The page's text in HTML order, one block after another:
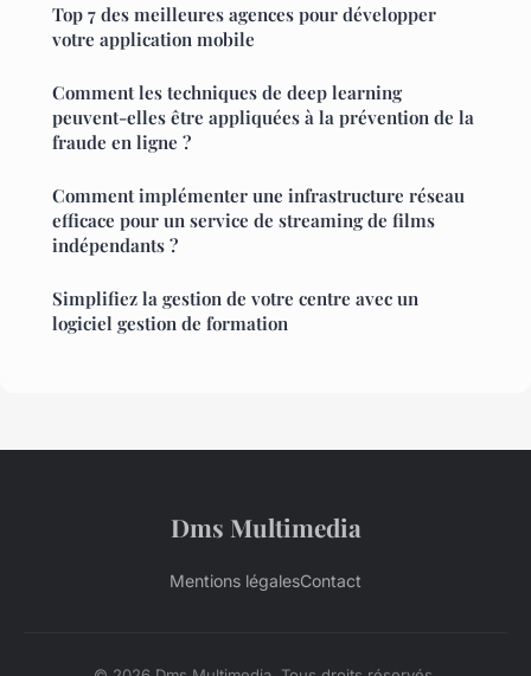
Top 7 des meilleures agences pour développer
votre application mobile
Comment les techniques de deep learning
peuvent-elles être appliquées à la prévention de la
fraude en ligne ?
Comment implémenter une infrastructure réseau
efficace pour un service de streaming de films
indépendants ?
Simplifiez la gestion de votre centre avec un
logiciel gestion de formation
Dms Multimedia
Mentions légalesContact